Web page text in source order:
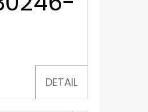
DETAIL